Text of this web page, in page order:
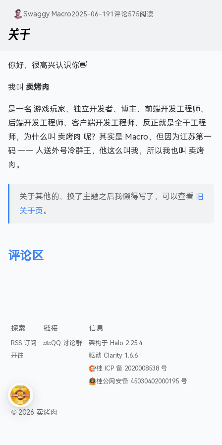
Swaggy Macro2025-06-191 评论575阅读
关于
你好，很高兴认识你👋
我叫 卖烤肉
是一名 游戏玩家、独立开发者、博主、前端开发工程师、
后端开发工程师、客户端开发工程师、反正就是全干工程
师，为什么叫 卖烤肉 呢？其实是 Macro，但因为江苏第一
码 —— 人送外号冷群王，他这么叫我，所以我也叫 卖烤
肉。
关于其他的，换了主题之后我懒得写了，可以查看
旧
关于页 。
评论区
探索
RSS 订阅
开往
链接
QQ 讨论群
信息
架构于 Halo 2.25.4
驱动 Clarity 1.6.6
桂 ICP 备 2020008538 号
桂公网安备 45030402000195 号
© 2026 卖烤肉